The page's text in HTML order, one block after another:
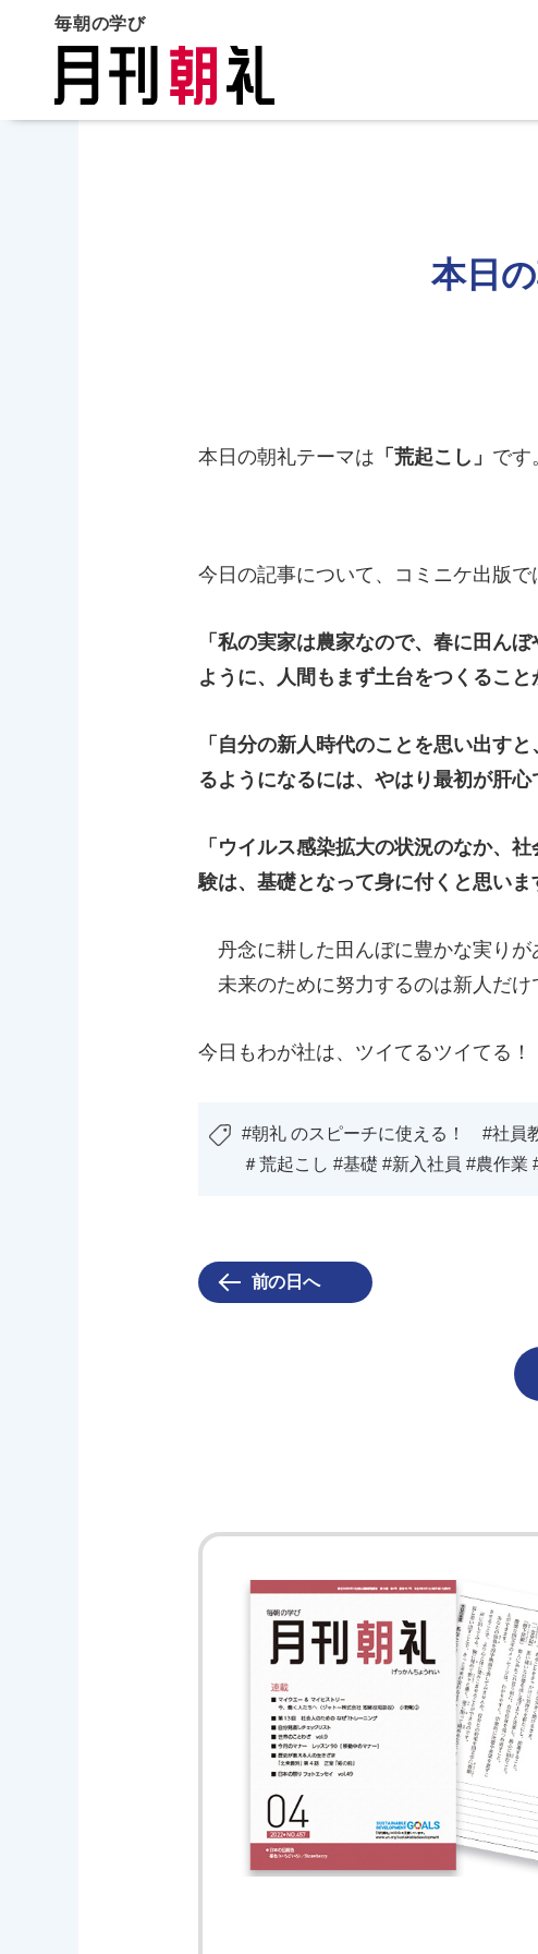
毎朝の学び
本日
本日の朝礼テーマは 「荒起こし」 です
今日の記事について、コミニケ出版で
「私の実家は農家なので、春に田ん
ように、人間もまず土台をつくること
「自分の新人時代のことを思い出す
るようになるには、やはり最初が肝心
「ウイルス感染拡大の状況のなか、
験は、基礎となって身に付くと思い
丹念に耕した田んぼに豊かな実りが
未来のために努力するのは新人だけ
今日もわが社は、ツイてるツイてる！
#朝礼 のスピーチに使える！ #社員
＃荒起こし #基礎 #新入社員 #農作
前の日へ